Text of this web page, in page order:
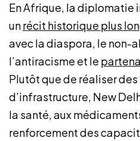
En Afrique, la diplomatie
unrécit historique plus
avec la diaspora, le non-
l’antiracisme et le
Plutôt que de réaliser
d’infrastructure, New
la santé, aux
renforcement des